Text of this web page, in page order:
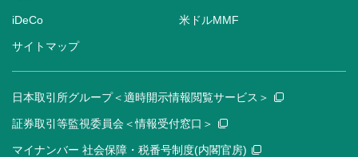
iDeCo 米ドルMMF
サイトマップ
日本取引所グループ＜適時開示情報閲覧サービス＞
証券取引等監視委員会＜情報受付窓口＞
マイナンバー 社会保障・税番号制度(内閣官房)